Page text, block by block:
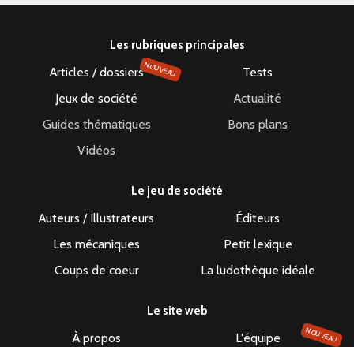
Les rubriques principales
Articles / dossiersNOUVEAU
Tests
Jeux de société
Actualité
Guides thématiques
Bons plans
Vidéos
Le jeu de société
Auteurs / Illustrateurs
Éditeurs
Les mécaniques
Petit lexique
Coups de coeur
La ludothèque idéale
Le site web
À propos L'équipe NOUVEAU